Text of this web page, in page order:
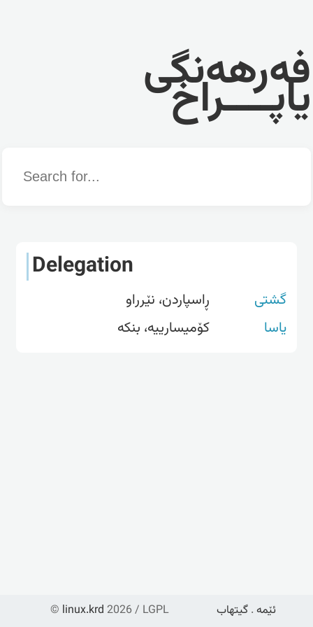
فەرهەنگی
یاپــــراخ
Word
Delegation
گشتی
ڕاسپاردن، نێرراو
یاسا
کۆمیسارییە، بنکە
© linux.krd 2026 / LGPL ئێمە . گیتهاب